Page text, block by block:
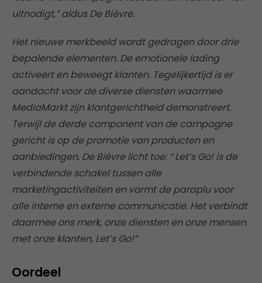
uitnodigt,” aldus De Bièvre.
Het nieuwe merkbeeld wordt gedragen door drie
bepalende elementen. De emotionele lading
activeert en beweegt klanten. Tegelijkertijd is er
aandacht voor de diverse diensten waarmee
MediaMarkt zijn klantgerichtheid demonstreert.
Terwijl de derde component van de campagne
gericht is op de promotie van producten en
aanbiedingen. De Bièvre licht toe: “ Let’s Go! is de
verbindende schakel tussen alle
marketingactiviteiten en vormt de paraplu voor
alle interne en externe communicatie. Het verbindt
daarmee ons merk, onze diensten en onze mensen
met onze klanten, Let’s Go!”
Oordeel